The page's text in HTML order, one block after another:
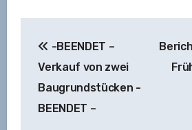
-BEENDET –
Verkauf von zwei
Baugrundstücken -
BEENDET –